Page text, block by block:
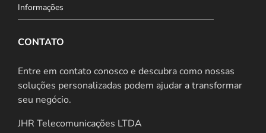
Informações
CONTATO
Entre em contato conosco e descubra como nossas
soluções personalizadas podem ajudar a transformar
seu negócio.
JHR Telecomunicações LTDA